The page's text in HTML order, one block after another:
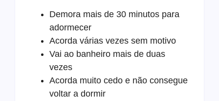
Demora mais de 30 minutos para
adormecer
Acorda várias vezes sem motivo
Vai ao banheiro mais de duas
vezes
Acorda muito cedo e não consegue
voltar a dormir